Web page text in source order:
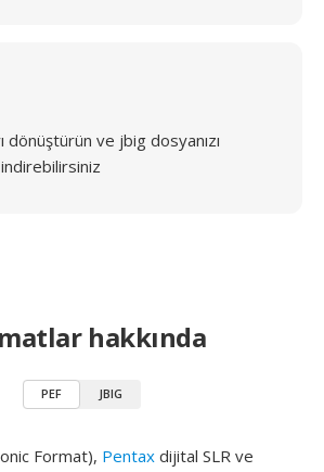
dönüştürün ve jbig dosyanızı
hakkında
PEF JBIG
Format), Pentax dijital SLR ve